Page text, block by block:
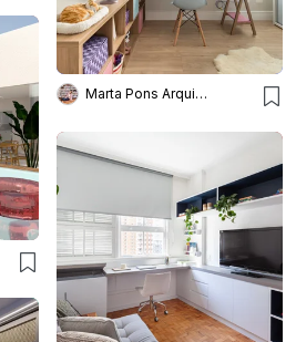
Marta Pons Arquitetura